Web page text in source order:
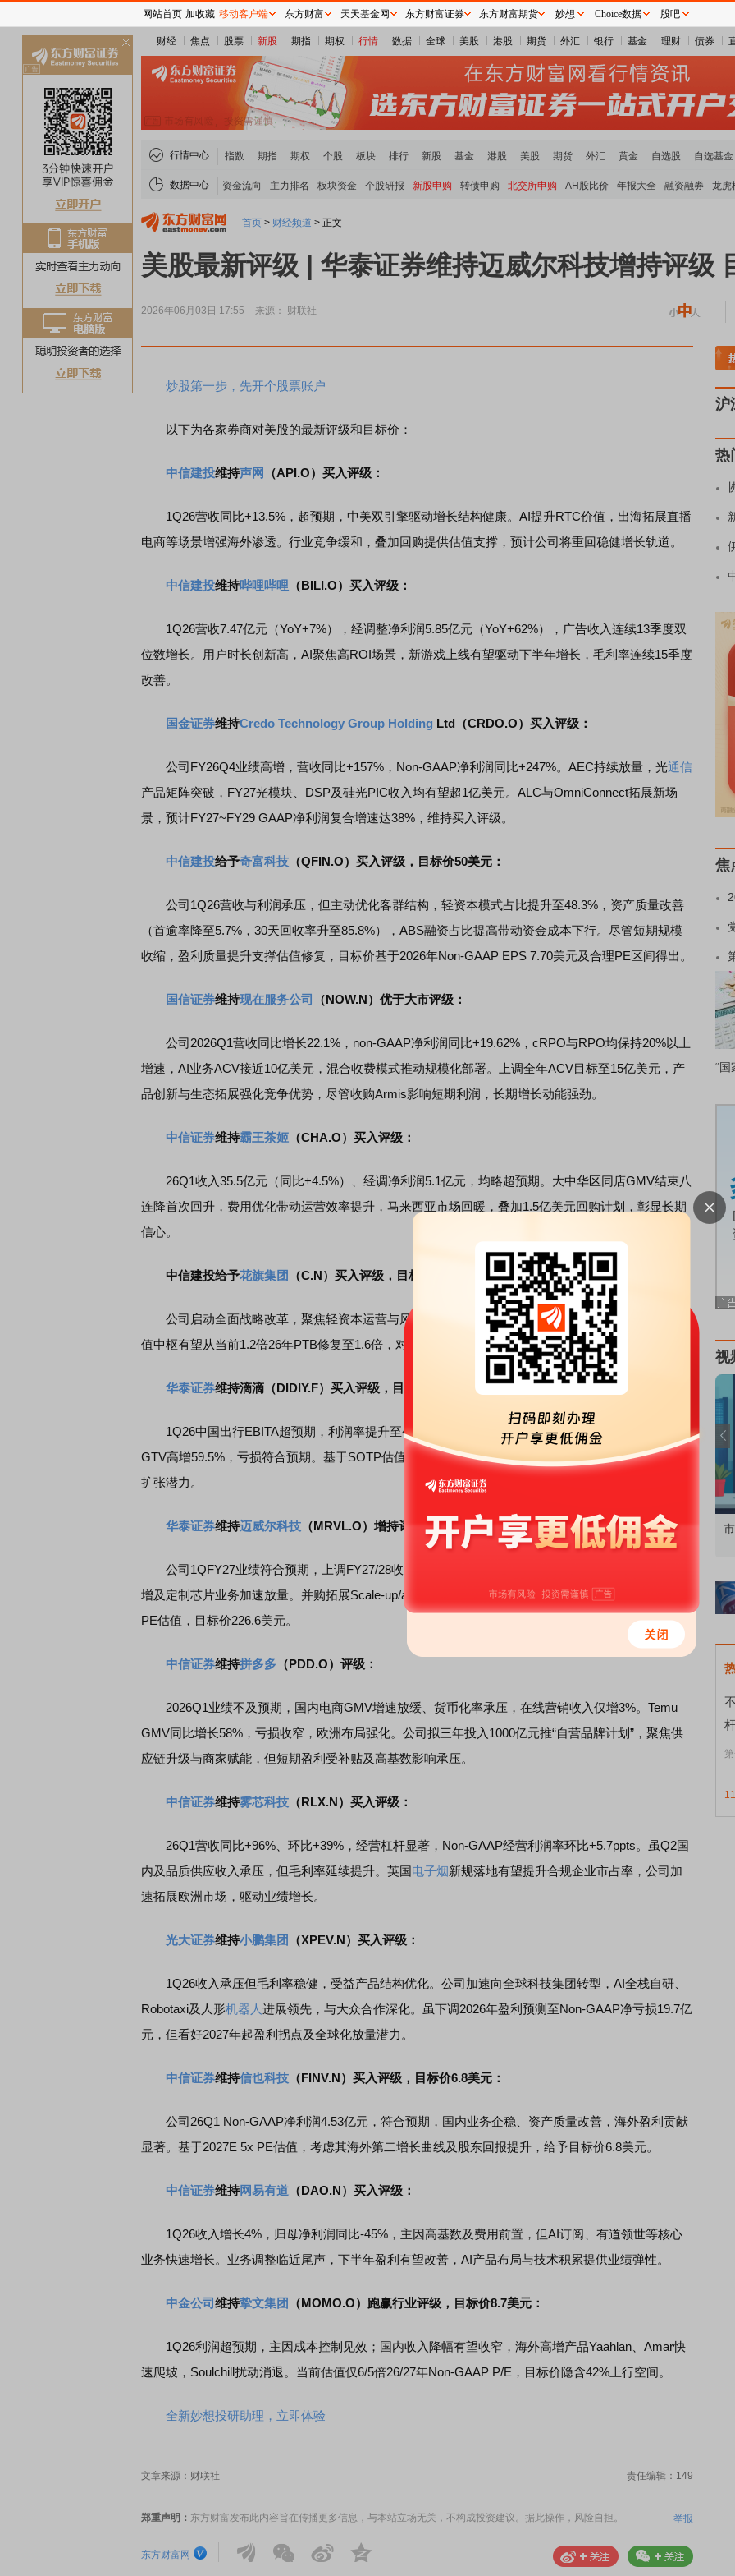
财经 焦点 股票 新股 期指 期权 行情 数据 全球 美股 港股 期货 外汇 银行 基金 理财 债券
行情中心 指数 期指 期权 个股 板块 排行 新股 基金 港股 美股 期货 外汇 黄金 自选股 自选基金
数据中心 资金流向 主力排名 板块资金 个股研报 新股申购 转债申购 北交所申购 AH股比价 年报大全 融资融券 龙虎
首页 > 财经频道 > 正文
美股最新评级 | 华泰证券维持迈威尔科技增持评级
2026年06月03日 17:55 来源： 财联社
炒股第一步，先开个股票账户
以下为各家券商对美股的最新评级和目标价：
中信建投维持声网 （API.O）买入评级：
1Q26营收同比+13.5%，超预期，中美双引擎驱动增长结构健康。AI提升RTC价值，出海拓展直播
电商等场景增强海外渗透。行业竞争缓和，叠加回购提供估值支撑，预计公司将重回稳健增长轨道。
中信建投维持哔哩哔哩 （BILI.O）买入评级：
1Q26营收7.47亿元（YoY+7%），经调整净利润5.85亿元（YoY+62%），广告收入连续13季度双
位数增长。用户时长创新高，AI聚焦高ROI场景，新游戏上线有望驱动下半年增长，毛利率连续15季度
改善。
国金证券维持Credo Technology Group Holding Ltd（CRDO.O）买入评级：
公司FY26Q4业绩高增，营收同比+157%，Non-GAAP净利润同比+247%。AEC持续放量，光通信
产品矩阵突破，FY27光模块、DSP及硅光PIC收入均有望超1亿美元。ALC与OmniConnect拓展新场
景，预计FY27~FY29 GAAP净利润复合增速达38%，维持买入评级。
中信建投给予奇富科技 （QFIN.O）买入评级，目标价50美元：
公司1Q26营收与利润承压，但主动优化客群结构，轻资本模式占比提升至48.3%，资产质量改善
（首逾率降至5.7%，30天回收率升至85.8%），ABS融资占比提高带动资金成本下行。尽管短期规模
收缩，盈利质量提升支撑估值修复，目标价基于2026年Non-GAAP EPS 7.70美元及合理PE区间得出。
国信证券维持现在服务公司 （NOW.N）优于大市评级：
公司2026Q1营收同比增长22.1%，non-GAAP净利润同比+19.62%，cRPO与RPO均保持20%以上
增速，AI业务ACV接近10亿美元，混合收费模式推动规模化部署。上调全年ACV目标至15亿美元，产
品创新与生态拓展强化竞争优势，尽管收购Armis影响短期利润，长期增长动能强劲。
中信证券维持霸王茶姬 （CHA.O）买入评级：
26Q1收入35.5亿元（同比+4.5%）、经调净利润5.1亿元，均略超预期。大中华区同店GMV结束八
连降首次回升，费用优化带动运营效率提升，马来西亚市场回暖，叠加1.5亿美元回购计划，彰显长期
信心。
中信建投给予花旗集团 （C.N）买入评级，目标价168美元：
公司启动全面战略改革，聚焦轻资本运营与风险审慎，目标2026-2028年RoTCE达11%-13%，估
值中枢有望从当前1.2倍26年PTB修复至1.6倍，对应目标价168美元。
华泰证券维持滴滴（DIDIY.F）买入评级，目标价8.22美元：
1Q26中国出行EBITA超预期，利润率提升至4.6%，电动化占比74%有效对冲油价波动；国际业务
GTV高增59.5%，亏损符合预期。基于SOTP估值，上调目标价至8.22美元，反映国内稳态盈利与国际
扩张潜力。
华泰证券维持迈威尔科技 （MRVL.O）增持评级，目标价226.6美元：
公司1QFY27业绩符合预期，上调FY27/28收入指引至115/165亿美元，受益800G/1.6T DSP需求高
增及定制芯片业务加速放量。并购拓展Scale-up/across布局，光电互连龙头地位稳固。基于55x FY27
PE估值，目标价226.6美元。
中信证券维持拼多多 （PDD.O）评级：
2026Q1业绩不及预期，国内电商GMV增速放缓、货币化率承压，在线营销收入仅增3%。Temu
GMV同比增长58%，亏损收窄，欧洲布局强化。公司拟三年投入1000亿元推“自营品牌计划”，聚焦供
应链升级与商家赋能，但短期盈利受补贴及高基数影响承压。
中信证券维持雾芯科技 （RLX.N）买入评级：
26Q1营收同比+96%、环比+39%，经营杠杆显著，Non-GAAP经营利润率环比+5.7ppts。虽Q2国
内及品质供应收入承压，但毛利率延续提升。英国电子烟新规落地有望提升合规企业市占率，公司加
速拓展欧洲市场，驱动业绩增长。
光大证券维持小鹏集团 （XPEV.N）买入评级：
1Q26收入承压但毛利率稳健，受益产品结构优化。公司加速向全球科技集团转型，AI全栈自研、
Robotaxi及人形机器人 进展领先，与大众合作深化。虽下调2026年盈利预测至Non-GAAP净亏损19.7亿
元，但看好2027年起盈利拐点及全球化放量潜力。
中信证券维持信也科技 （FINV.N）买入评级，目标价6.8美元：
公司26Q1 Non-GAAP净利润4.53亿元，符合预期，国内业务企稳、资产质量改善，海外盈利贡献
显著。基于2027E 5x PE估值，考虑其海外第二增长曲线及股东回报提升，给予目标价6.8美元。
中信证券维持网易有道 （DAO.N）买入评级：
1Q26收入增长4%，归母净利润同比-45%，主因高基数及费用前置，但AI订阅、有道领世等核心
业务快速增长。业务调整临近尾声，下半年盈利有望改善，AI产品布局与技术积累提供业绩弹性。
中金公司维持挚文集团 （MOMO.O）跑赢行业评级，目标价8.7美元：
1Q26利润超预期，主因成本控制见效；国内收入降幅有望收窄，海外高增产品Yaahlan、Amar快
速爬坡，Soulchill扰动消退。当前估值仅6/5倍26/27年Non-GAAP P/E，目标价隐含42%上行空间。
全新妙想投研助理，立即体验
文章来源：财联社 责任编辑：149
郑重声明： 东方财富发布此内容旨在传播更多信息，与本站立场无关，不构成投资建议。据此操作，风险自担。 举报
东方财富网
重要机
沪
热
焦
“国
视
知识通识：从基础认知到特色品种 了解北交所知识 做理性投资者 市价委托那么多种，究竟怎么用？
网站首页 加收藏 移动客户端 东方财富 天天基金网 东方财富证券 东方财富期货 妙想 Choice数据 股吧
关